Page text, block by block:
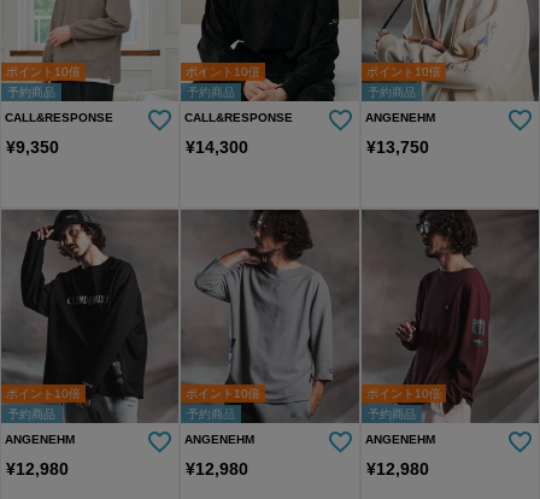
予約商品
ポイント10倍
CALL&RESPONSE
¥9,350
予約商品
ポイント10倍
CALL&RESPONSE
¥14,300
予約商品
ポイント10倍
ANGENEHM
¥13,750
予約商品
ポイント10倍
ANGENEHM
¥12,980
予約商品
ポイント10倍
ANGENEHM
¥12,980
予約商品
ポイント10倍
ANGENEHM
¥12,980